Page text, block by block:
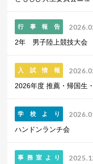
クラブ・同好会
生徒会活動
施設・設備
保健室
制服
生徒自主学習団体
いじめ防止対策
ADMISSION
入試日程・出願資格
行事報告
2年 男子陸上競技大会
入試情報
2026年度 推薦・帰国生
学校より
ハンドンランチ会
事務室より